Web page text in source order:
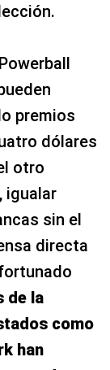
premios
dólares
otro
igualar
sin el
directa
de la
como
han